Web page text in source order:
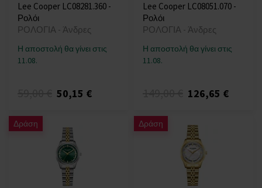
Lee Cooper LC08281.360 -
Ρολόι
ΡΟΛΟΓΙΑ - Άνδρες
Η αποστολή θα γίνει στις
11.08.
50,15 €
Lee Cooper LC08051.070 -
Ρολόι
ΡΟΛΟΓΙΑ - Άνδρες
Η αποστολή θα γίνει στις
11.08.
126,65 €
Δράση Δράση